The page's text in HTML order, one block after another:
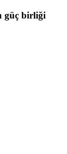
güç birliği